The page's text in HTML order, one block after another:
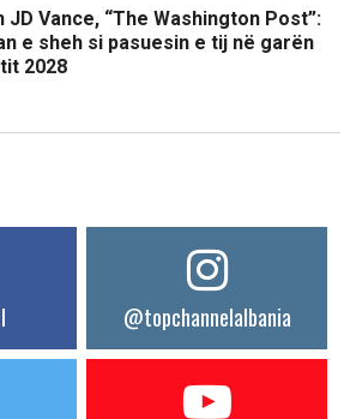
Vance, “The Washington Post”:
e sheh si pasuesin e tij në garën
2028
@topchannelalbania